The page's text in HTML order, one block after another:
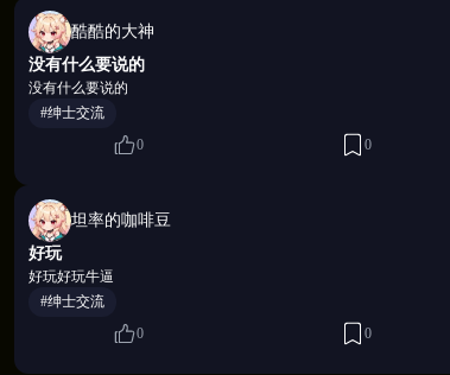
📣 游戏常见问题 FAQ
🔹《决战僵尸舞娘》为什么下载不了/登录不上
🔸无法下载/无法登录请您留意相关提示，是
酷酷的大神
没有什么要说的
没有什么要说的
#绅士交流
0
0
坦率的咖啡豆
好玩
好玩好玩牛逼
#绅士交流
0
0